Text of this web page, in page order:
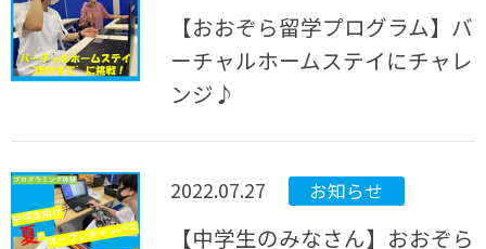
【おおぞら留学プログラム】バ
ーチャルホームステイにチャレ
ンジ♪
2022.07.27 お知らせ
【中学生のみなさん】おおぞら